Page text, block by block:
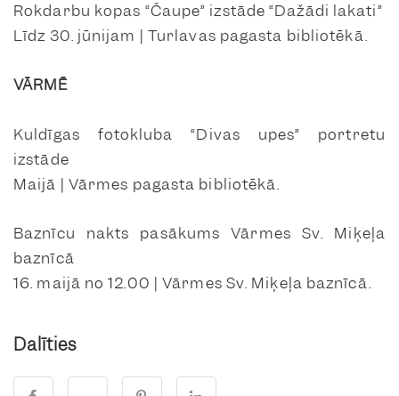
Rokdarbu kopas “Čaupe” izstāde “Dažādi lakati”
Līdz 30. jūnijam | Turlavas pagasta bibliotēkā.
VĀRMĒ
Kuldīgas fotokluba “Divas upes” portretu
izstāde
Maijā | Vārmes pagasta bibliotēkā.
Baznīcu nakts pasākums Vārmes Sv. Miķeļa
baznīcā
16. maijā no 12.00 | Vārmes Sv. Miķeļa baznīcā.
Dalīties